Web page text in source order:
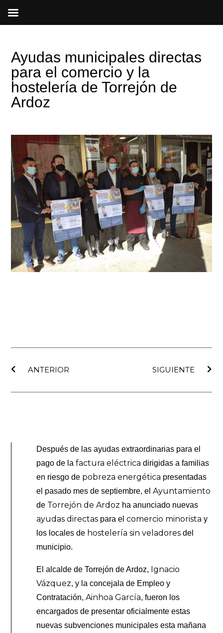
Ayudas municipales directas
para el comercio y la
hostelería de Torrejón de
Ardoz
ANTERIOR
SIGUIENTE
Después de las ayudas extraordinarias para el
pago de la factura eléctrica dirigidas a familias
en riesgo de pobreza energética presentadas
el pasado mes de septiembre, elAyuntamiento
de Torrejón de Ardoz ha anunciado nuevas
ayudas directas para elcomercio minorista y
los locales de hostelería sin veladores del
municipio.
El alcalde de Torrejón de Ardoz, Ignacio
Vázquez, y la concejala de Empleo y
Contratación,Ainhoa García, fueron los
encargados de presentar oficialmente estas
nuevas subvenciones municipales esta mañana